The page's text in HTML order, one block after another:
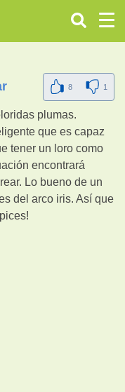
8 1
plumas.
que es capaz
tener un loro como
encontrará
Lo bueno de un
del arco iris. Así que